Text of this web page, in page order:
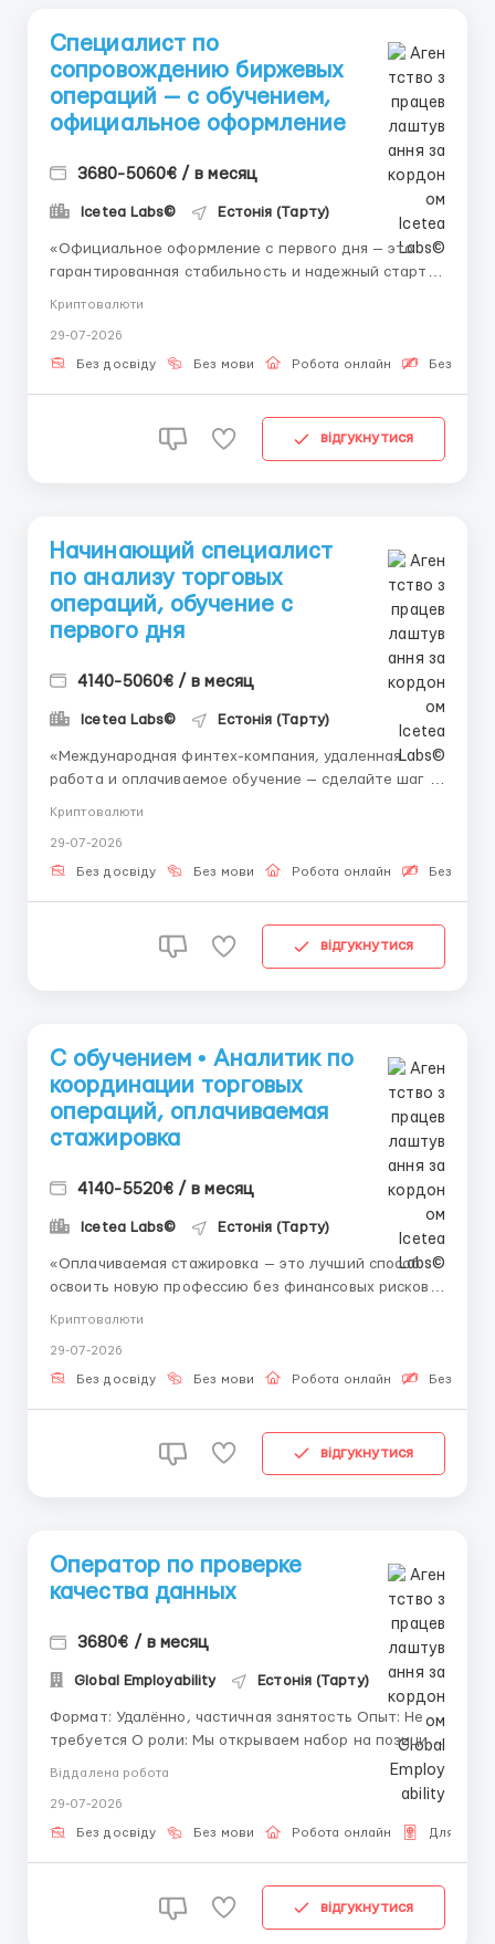
Специалист по
сопровождению биржевых
операций — с обучением,
официальное оформление
3680-5060€ / в месяц
Icetea Labs© Естонія (Тарту)
«Официальное оформление с первого дня — это
гарантированная стабильность и надежный старт
Формат: Дистанционная работа из дома
Оформление: Официальный договор
Криптовалюти
29-07-2026
Без досвіду Без мови Робота онлайн
відгукнутися
Начинающий специалист
по анализу торговых
операций, обучение с
первого дня
4140-5060€ / в месяц
Icetea Labs© Естонія (Тарту)
«Международная финтех-компания, удаленная
работа и оплачиваемое обучение — сделайте шаг к
рабочий день Опыт: Не требуется — с подготовкой
от компании Анализ торг...
Криптовалюти
29-07-2026
Без досвіду Без мови Робота онлайн
відгукнутися
С обучением • Аналитик по
координации торговых
операций, оплачиваемая
стажировка
4140-5520€ / в месяц
Icetea Labs© Естонія (Тарту)
«Оплачиваемая стажировка — это лучший способ
освоить новую профессию без финансовых рисков.
@Vitaliy_Onosov_HR Формат: Полностью удалённая
занятость Стажировка: Оплачивается с первого дня
Криптовалюти
29-07-2026
Без досвіду Без мови Робота онлайн
відгукнутися
Оператор по проверке
качества данных
3680€ / в месяц
Global Employability Естонія (Тарту)
Формат: Удалённо, частичная занятость Опыт: Не
требуется О роли: Мы открываем набор на позицию
Оператор по проверке качества данных. Работа
связана с обработкой транзакций и аналитикой
цифровых активов. Не волнуйтесь, если у вас нет
опыта — мы обучаем с нуля, всё покажем и
Віддалена робота
29-07-2026
Без досвіду Без мови Робота онлайн Для
відгукнутися